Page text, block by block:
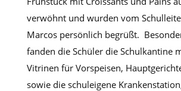
verwöhnt und wurden vom
Marcos persönlich begrüßt.
fanden die Schüler die Schulkantine
Vitrinen für Vorspeisen,
sowie die schuleigene